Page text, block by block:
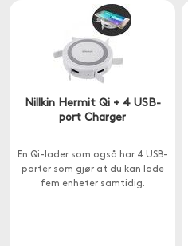
Nillkin Hermit Qi + 4 USB-
port Charger
En Qi-lader som også har 4 USB-
porter som gjør at du kan lade
fem enheter samtidig.